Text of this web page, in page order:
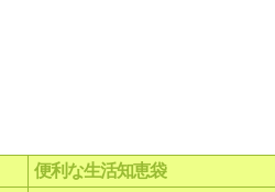
便利な生活知恵袋